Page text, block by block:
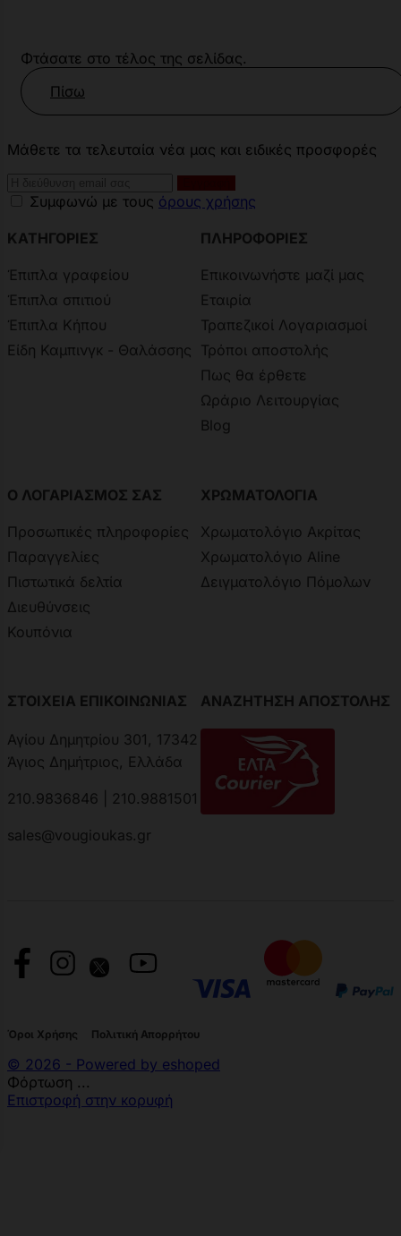
Φτάσατε στο τέλος της σελίδας.
Πίσω
Μάθετε τα τελευταία νέα μας και ειδικές προσφορές
Συμφωνώ με τους όρους χρήσης
ΚΑΤΗΓΟΡΙΕΣ
Έπιπλα γραφείου
Έπιπλα σπιτιού
Έπιπλα Κήπου
Είδη Καμπινγκ - Θαλάσσης
ΠΛΗΡΟΦΟΡΙΕΣ
Επικοινωνήστε μαζί μας
Εταιρία
Τραπεζικοί Λογαριασμοί
Τρόποι αποστολής
Πως θα έρθετε
Ωράριο Λειτουργίας
Blog
Ο ΛΟΓΑΡΙΑΣΜΟΣ ΣΑΣ
Προσωπικές πληροφορίες
Παραγγελίες
Πιστωτικά δελτία
Διευθύνσεις
Κουπόνια
ΧΡΩΜΑΤΟΛΟΓΙΑ
Χρωματολόγιο Ακρίτας
Χρωματολόγιο Aline
Δειγματολόγιο Πόμολων
ΣΤΟΙΧΕΙΑ ΕΠΙΚΟΙΝΩΝΙΑΣ
Αγίου Δημητρίου 301, 17342
Άγιος Δημήτριος, Ελλάδα
210.9836846 | 210.9881501
sales@vougioukas.gr
ΑΝΑΖΗΤΗΣΗ ΑΠΟΣΤΟΛΗΣ
Όροι Χρήσης Πολιτική Απορρήτου
© 2026 - Powered by eshoped
Φόρτωση ...
Επιστροφή στην κορυφή